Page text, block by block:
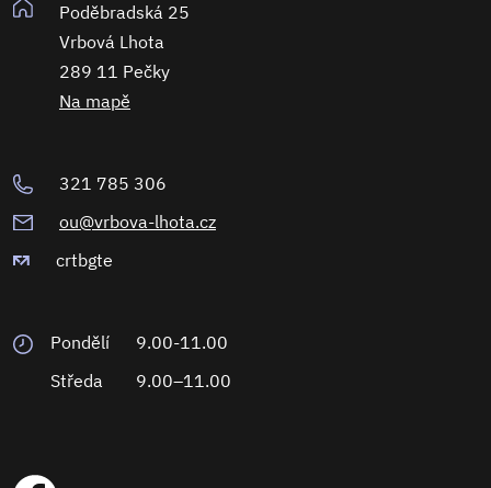
Poděbradská 25
Vrbová Lhota
289 11 Pečky
Na mapě
321 785 306
ou@vrbova-lhota.cz
crtbgte
Pondělí
9.00-11.00
Středa
9.00–11.00